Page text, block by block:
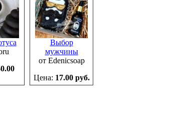
Выбор
мужчины
от Edenicsoap
Цена: 17.00 руб.